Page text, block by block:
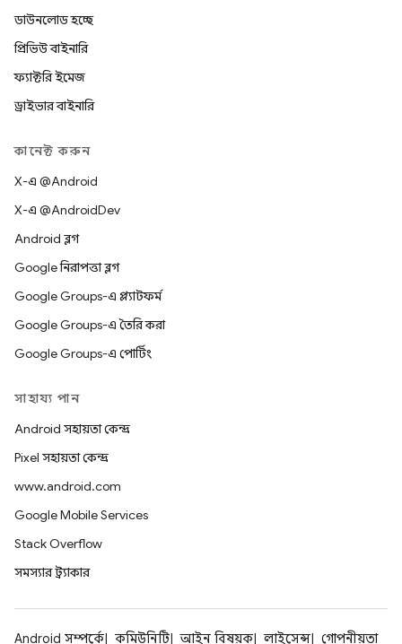
ডাউনলোড হচ্ছে
প্রিভিউ বাইনারি
ফ্যাক্টরি ইমেজ
ড্রাইভার বাইনারি
কানেক্ট করুন
X-এ @Android
X-এ @AndroidDev
Android ব্লগ
Google নিরাপত্তা ব্লগ
Google Groups-এ প্ল্যাটফর্ম
Google Groups-এ তৈরি করা
Google Groups-এ পোর্টিং
সাহায্য পান
Android সহায়তা কেন্দ্র
Pixel সহায়তা কেন্দ্র
www.android.com
Google Mobile Services
Stack Overflow
সমস্যার ট্র্যাকার
Android সম্পর্কে কমিউনিটি আইন বিষয়ক লাইসেন্স গোপনীয়তা